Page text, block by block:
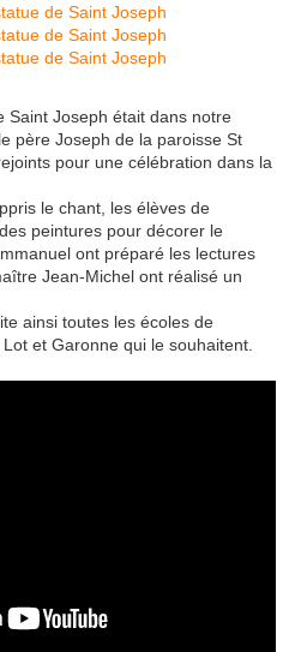
Saint Joseph était dans notre
père Joseph de la paroisse St
pour une célébration dans la
le chant, les élèves de
peintures pour décorer le
ont préparé les lectures
Jean-Michel ont réalisé un
ainsi toutes les écoles de
et Garonne qui le souhaitent.